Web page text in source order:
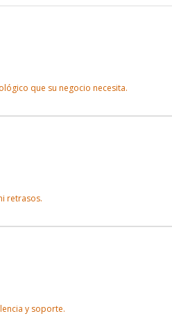
que su negocio necesita.
retrasos.
y soporte.